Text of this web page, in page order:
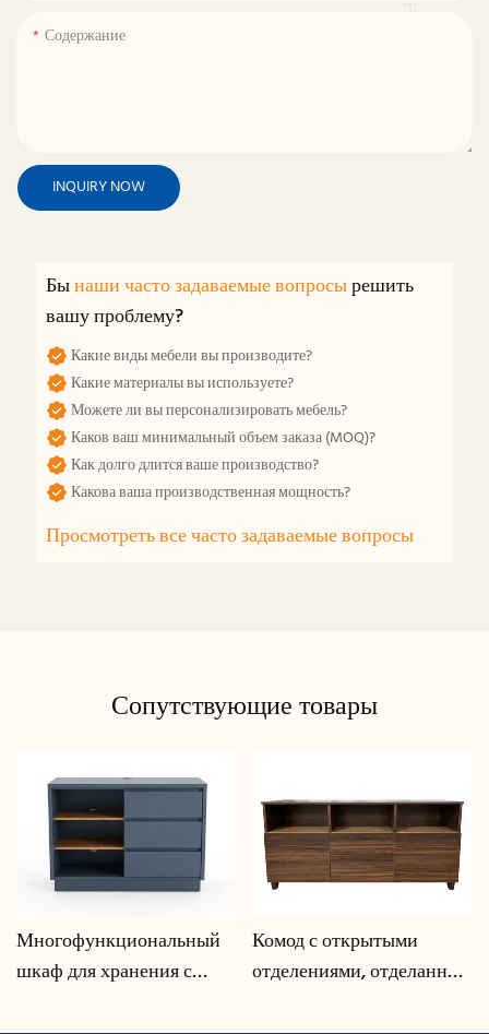
Содержание
INQUIRY NOW
Бынаши часто задаваемые вопросырешить
вашу проблему?
Какие виды мебели вы производите?
Какие материалы вы используете?
Можете ли вы персонализировать мебель?
Каков ваш минимальный объем заказа (MOQ)?
Как долго длится ваше производство?
Какова ваша производственная мощность?
Просмотреть все часто задаваемые вопросы
Сопутствующие товары
Многофункциональный
шкаф для хранения с
Комод с открытыми
отделениями, отделанный